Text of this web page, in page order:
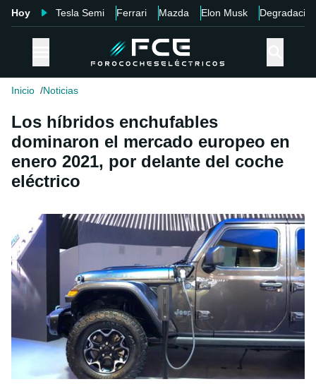
Hoy Tesla Semi Ferrari Mazda Elon Musk Degradación
Inicio Noticias
Los híbridos enchufables
dominaron el mercado europeo en
enero 2021, por delante del coche
eléctrico